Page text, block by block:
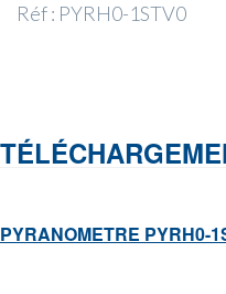
Réf : PYRH0-1STV0
PYRANOMETRE PYRH0-